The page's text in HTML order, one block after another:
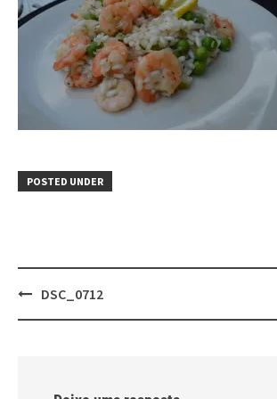
POSTED UNDER
PostDSC_0712